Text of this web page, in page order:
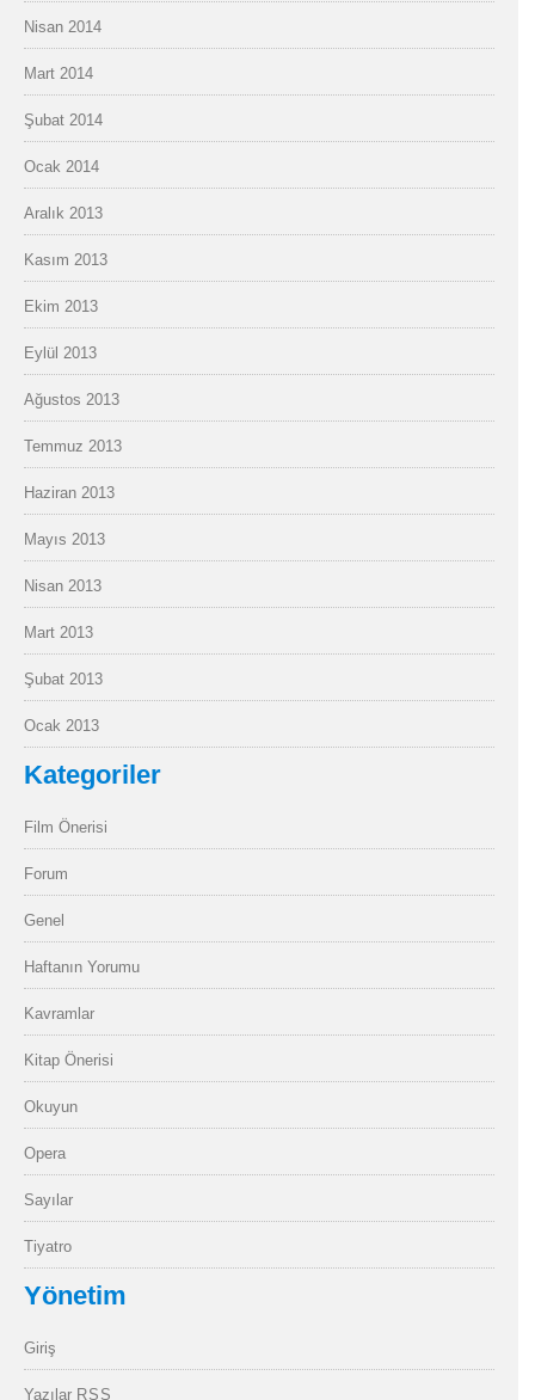
Nisan 2014
Mart 2014
Şubat 2014
Ocak 2014
Aralık 2013
Kasım 2013
Ekim 2013
Eylül 2013
Ağustos 2013
Temmuz 2013
Haziran 2013
Mayıs 2013
Nisan 2013
Mart 2013
Şubat 2013
Ocak 2013
Kategoriler
Film Önerisi
Forum
Genel
Haftanın Yorumu
Kavramlar
Kitap Önerisi
Okuyun
Opera
Sayılar
Tiyatro
Yönetim
Giriş
Yazılar RSS